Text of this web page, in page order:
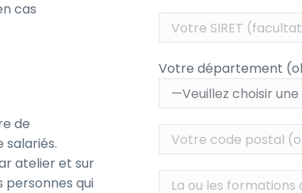
Votre département
cas
de
atelier et sur
personnes qui